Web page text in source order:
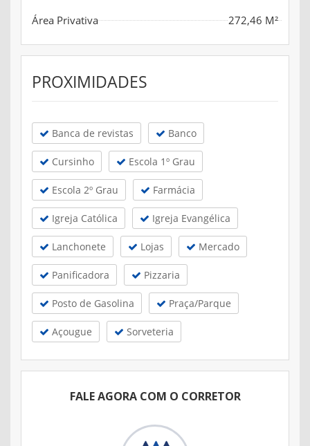
Área Privativa 272,46 M²
PROXIMIDADES
Banca de revistas Banco
Cursinho Escola 1º Grau
Escola 2º Grau Farmácia
Igreja Católica Igreja Evangélica
Lanchonete Lojas Mercado
Panificadora Pizzaria
Posto de Gasolina Praça/Parque
Açougue Sorveteria
FALE AGORA COM O CORRETOR